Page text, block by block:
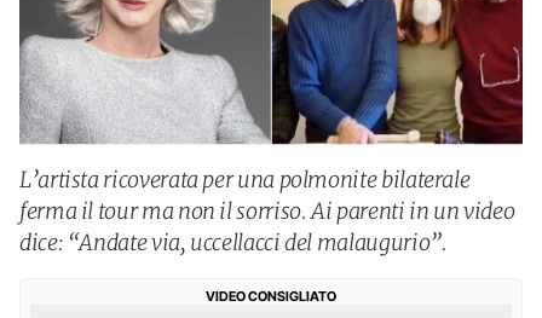
L’artista ricoverata per una polmonite bilaterale
ferma il tour ma non il sorriso. Ai parenti in un video
dice: “Andate via, uccellacci del malaugurio”.
VIDEO CONSIGLIATO